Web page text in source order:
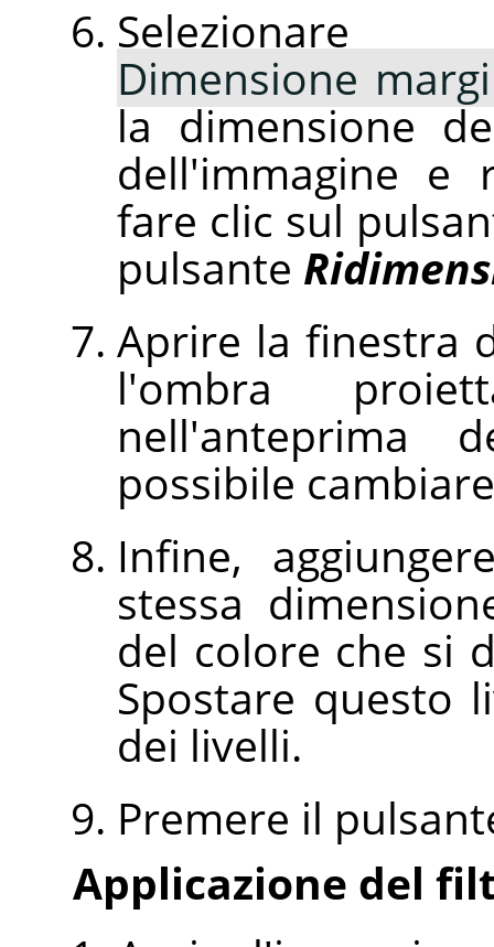
Dimensione
la dimensione
dell'immagine e
fare clic sul
pulsante
Aprire la finestra
l'ombra
nell'anteprima
possibile
Infine,
stessa
del colore che si
Spostare questo
dei livelli.
Premere il
Applicazione del